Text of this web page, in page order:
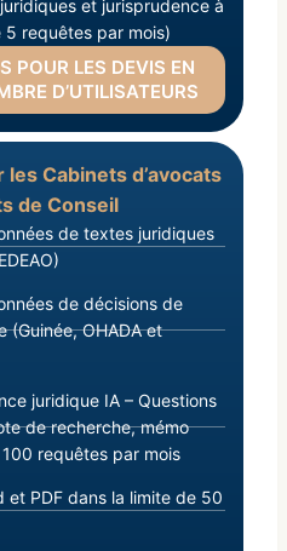
et jurisprudence à
requêtes par mois)
POUR LES DEVIS EN
D’UTILISATEURS
les Cabinets d’avocats
de Conseil
de textes juridiques
de décisions de
(Guinée, OHADA et
juridique IA – Questions
de recherche, mémo
requêtes par mois
et PDF dans la limite de 50